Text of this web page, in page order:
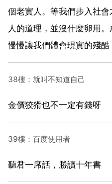
個老實人。等我們步入社
人的道理，並沒什麼卵用
慢慢讓我們體會現實的殘酷
38樓：就叫不知道自己
金價狡猾也不一定有錢呀
39樓：百度使用者
聽君一席話，勝讀十年書